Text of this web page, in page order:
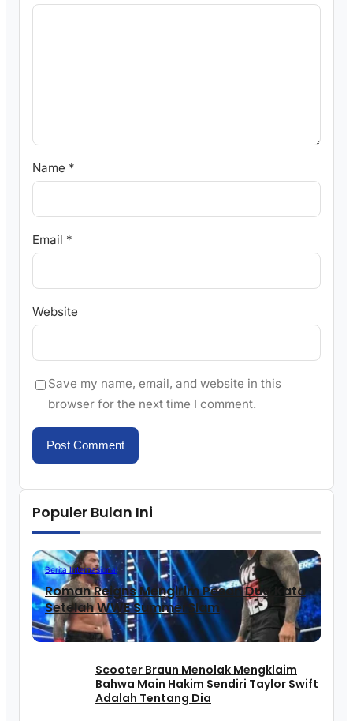
Name *
Email *
Website
Save my name, email, and website in this
browser for the next time I comment.
Populer Bulan Ini
Berita Internasional
Roman Reigns Mengirim Pesan Dua Kata
Setelah WWE SummerSlam
Scooter Braun Menolak Mengklaim
Bahwa Main Hakim Sendiri Taylor Swift
Adalah Tentang Dia